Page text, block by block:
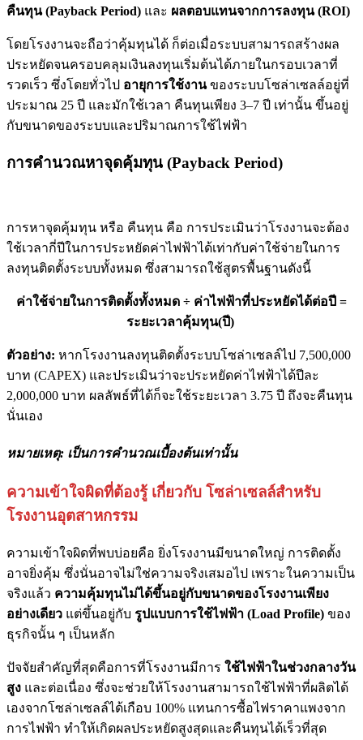
คืนทุน (Payback Period) และ ผลตอบแทนจากการลงทุน (ROI)
โดยโรงงานจะถือว่าคุ้มทุนได้ ก็ต่อเมื่อระบบสามารถสร้างผล
ประหยัดจนครอบคลุมเงินลงทุนเริ่มต้นได้ภายในกรอบเวลาที่
รวดเร็ว ซึ่งโดยทั่วไป อายุการใช้งานของระบบโซล่าเซลล์อยู่ที่
ประมาณ 25 ปี และมักใช้เวลา คืนทุนเพียง 3–7 ปี เท่านั้น ขึ้นอยู่
กับขนาดของระบบและปริมาณการใช้ไฟฟ้า
การคำนวณหาจุดคุ้มทุน (Payback Period)
การหาจุดคุ้มทุน หรือ คืนทุน คือ การประเมินว่าโรงงานจะต้อง
ใช้เวลากี่ปีในการประหยัดค่าไฟฟ้าได้เท่ากับค่าใช้จ่ายในการ
ลงทุนติดตั้งระบบทั้งหมด ซึ่งสามารถใช้สูตรพื้นฐานดังนี้
ค่าใช้จ่ายในการติดตั้งทั้งหมด ÷ ค่าไฟฟ้าที่ประหยัดได้ต่อปี =
ระยะเวลาคุ้มทุน(ปี)
ตัวอย่าง: หากโรงงานลงทุนติดตั้งระบบโซล่าเซลล์ไป 7,500,000
บาท (CAPEX) และประเมินว่าจะประหยัดค่าไฟฟ้าได้ปีละ
2,000,000 บาท ผลลัพธ์ที่ได้ก็จะใช้ระยะเวลา 3.75 ปี ถึงจะคืนทุน
นั่นเอง
หมายเหตุ: เป็นการคำนวณเบื้องต้นเท่านั้น
ความเข้าใจผิดที่ต้องรู้ เกี่ยวกับ โซล่าเซลล์สำหรับ
โรงงานอุตสาหกรรม
ความเข้าใจผิดที่พบบ่อยคือ ยิ่งโรงงานมีขนาดใหญ่ การติดตั้ง
อาจยิ่งคุ้ม ซึ่งนั่นอาจไม่ใช่ความจริงเสมอไป เพราะในความเป็น
จริงแล้ว ความคุ้มทุนไม่ได้ขึ้นอยู่กับขนาดของโรงงานเพียง
อย่างเดียว แต่ขึ้นอยู่กับ รูปแบบการใช้ไฟฟ้า (Load Profile) ของ
ธุรกิจนั้น ๆ เป็นหลัก
ปัจจัยสำคัญที่สุดคือการที่โรงงานมีการ ใช้ไฟฟ้าในช่วงกลางวัน
สูง และต่อเนื่อง ซึ่งจะช่วยให้โรงงานสามารถใช้ไฟฟ้าที่ผลิตได้
เองจากโซล่าเซลล์ได้เกือบ 100% แทนการซื้อไฟราคาแพงจาก
การไฟฟ้า ทำให้เกิดผลประหยัดสูงสุดและคืนทุนได้เร็วที่สุด